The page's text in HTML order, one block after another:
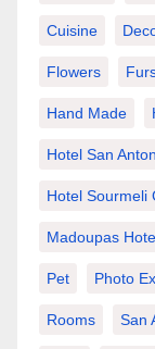
Cuisine
Flowers
Hand Made
Hotel San
Hotel Sourmeli
Madoupas
Pet Photo
Rooms San